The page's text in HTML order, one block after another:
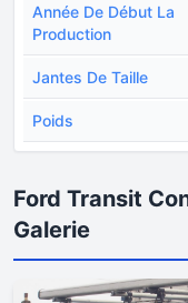
Année De Début La
Production
Jantes De Taille
Poids
Ford Transit
Galerie